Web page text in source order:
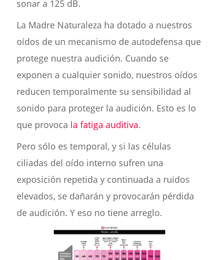
sonar a 125 dB.
La Madre Naturaleza ha dotado a nuestros
oídos de un mecanismo de autodefensa que
protege nuestra audición. Cuando se
exponen a cualquier sonido, nuestros oídos
reducen temporalmente su sensibilidad al
sonido para proteger la audición. Esto es lo
que provoca la fatiga auditiva.
Pero sólo es temporal, y si las células
ciliadas del oído interno sufren una
exposición repetida y continuada a ruidos
elevados, se dañarán y provocarán pérdida
de audición. Y eso no tiene arreglo.